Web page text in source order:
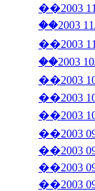
��2003
��2003
��2003
��2003